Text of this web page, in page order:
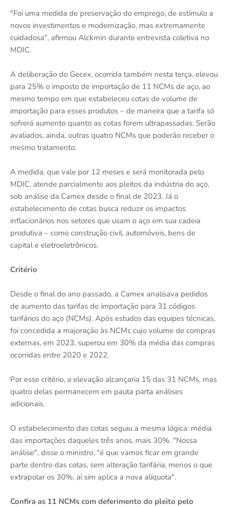
"Foi uma medida de preservação do emprego, de estímulo a
novos investimentos e modernização, mas extremamente
cuidadosa", afirmou Alckmin durante entrevista coletiva no
MDIC.
A deliberação do Gecex, ocorrida também nesta terça, elevou
para 25% o imposto de importação de 11 NCMs de aço, ao
mesmo tempo em que estabeleceu cotas de volume de
importação para esses produtos – de maneira que a tarifa só
sofrerá aumento quanto as cotas forem ultrapassadas. Serão
avaliados, ainda, outras quatro NCMs que poderão receber o
mesmo tratamento.
A medida, que vale por 12 meses e será monitorada pelo
MDIC, atende parcialmente aos pleitos da indústria do aço,
sob análise da Camex desde o final de 2023. Já o
estabelecimento de cotas busca reduzir os impactos
inflacionários nos setores que usam o aço em sua cadeia
produtiva – como construção civil, automóveis, bens de
capital e eletroeletrônicos.
Critério
Desde o final do ano passado, a Camex analisava pedidos
de aumento das tarifas de importação para 31 códigos
tarifários do aço (NCMs). Após estudos das equipes técnicas,
foi concedida a majoração às NCMs cujo volume de compras
externas, em 2023, superou em 30% da média das compras
ocorridas entre 2020 e 2022.
Por esse critério, a elevação alcançaria 15 das 31 NCMs, mas
quatro delas permanecem em pauta parta análises
adicionais.
O estabelecimento das cotas seguiu a mesma lógica: média
das importações daqueles três anos, mais 30%. "Nossa
análise", disse o ministro, "é que vamos ficar em grande
parte dentro das cotas, sem alteração tarifária; menos o que
extrapolar os 30%, aí sim aplica a nova alíquota".
Confira as 11 NCMs com deferimento do pleito pelo